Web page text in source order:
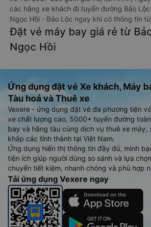
các hãng xe khách đi tuyến đường Bảo
Ngọc Hồi - Bảo Lộc ngay khi có thông tin
Đặt vé máy bay giá rẻ từ
Ngọc Hồi
Ứng dụng đặt vé Xe khách, Máy
Tàu hoả và Thuê xe
Vexere - ứng dụng đặt vé đa phương tiện
xe chất lượng cao, 5000+ tuyến đường
bay và hãng tàu cùng dịch vụ thuê xe máy,
khắp các tỉnh thành tại Việt Nam.
Ứng dụng hiển thị thông tin đầy đủ, minh
tiện ích giúp người dùng so sánh và lựa
chuyển tiết kiệm, nhanh chóng và phù hợp
Tải ứng dụng Vexere ngay